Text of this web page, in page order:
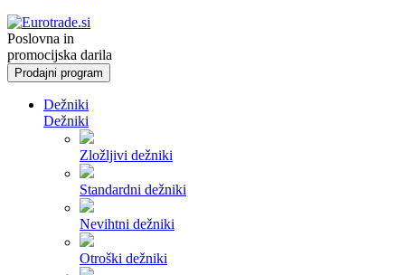
Poslovna in
promocijska darila
Prodajni program
Dežniki
Dežniki
Zložljivi dežniki
Standardni dežniki
Nevihtni dežniki
Otroški dežniki